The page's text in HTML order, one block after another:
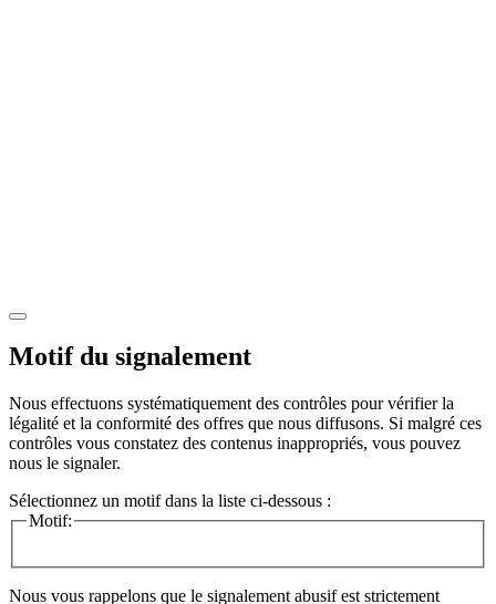
Motif du signalement
Nous effectuons systématiquement des contrôles pour vérifier la
légalité et la conformité des offres que nous diffusons. Si malgré ces
contrôles vous constatez des contenus inappropriés, vous pouvez
nous le signaler.
Sélectionnez un motif dans la liste ci-dessous :
Motif:
Nous vous rappelons que le signalement abusif est strictement